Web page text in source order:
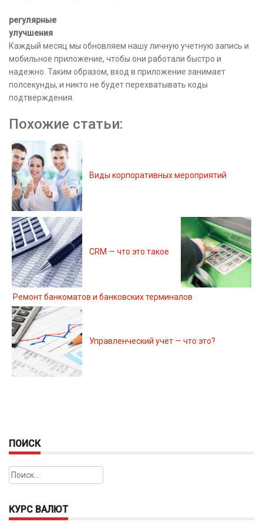
регулярные
улучшения
Каждый месяц мы обновляем нашу личную учетную запись и
мобильное приложение, чтобы они работали быстро и
надежно. Таким образом, вход в приложение занимает
полсекунды, и никто не будет перехватывать коды
подтверждения.
Похожие статьи:
Виды корпоративных мероприятий
CRM — что это такое
Ремонт банкоматов и банковских терминалов
Управленческий учет — что это?
ПОИСК
Найти:
КУРС ВАЛЮТ